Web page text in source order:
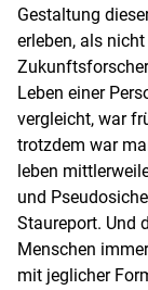
Gestaltung
erleben, als
Leben einer
vergleicht, war
trotzdem war
leben
und
Staureport. Und
Menschen
mit jeglicher